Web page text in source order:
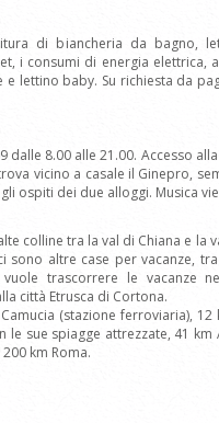
di biancheria da bagno,
i consumi di energia elettrica,
e lettino baby. Su richiesta da
dalle 8.00 alle 21.00. Accesso
vicino a casale il Ginepro,
ospiti dei due alloggi. Musica
colline tra la val di Chiana e la
sono altre case per vacanze,
trascorrere le vacanze
città Etrusca di Cortona.
(stazione ferroviaria),
le sue spiagge attrezzate, 41 km
km Roma.